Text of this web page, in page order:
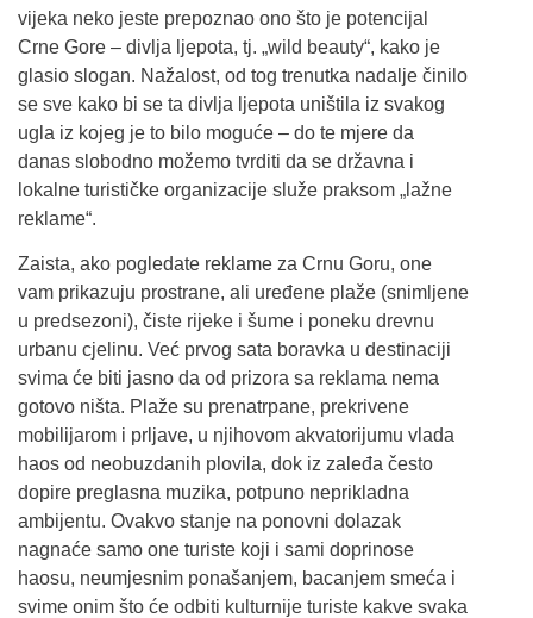
vijeka neko jeste prepoznao ono što je potencijal
Crne Gore – divlja ljepota, tj. „wild beauty“, kako je
glasio slogan. Nažalost, od tog trenutka nadalje činilo
se sve kako bi se ta divlja ljepota uništila iz svakog
ugla iz kojeg je to bilo moguće – do te mjere da
danas slobodno možemo tvrditi da se državna i
lokalne turističke organizacije služe praksom „lažne
reklame“.
Zaista, ako pogledate reklame za Crnu Goru, one
vam prikazuju prostrane, ali uređene plaže (snimljene
u predsezoni), čiste rijeke i šume i poneku drevnu
urbanu cjelinu. Već prvog sata boravka u destinaciji
svima će biti jasno da od prizora sa reklama nema
gotovo ništa. Plaže su prenatrpane, prekrivene
mobilijarom i prljave, u njihovom akvatorijumu vlada
haos od neobuzdanih plovila, dok iz zaleđa često
dopire preglasna muzika, potpuno neprikladna
ambijentu. Ovakvo stanje na ponovni dolazak
nagnaće samo one turiste koji i sami doprinose
haosu, neumjesnim ponašanjem, bacanjem smeća i
svime onim što će odbiti kulturnije turiste kakve svaka